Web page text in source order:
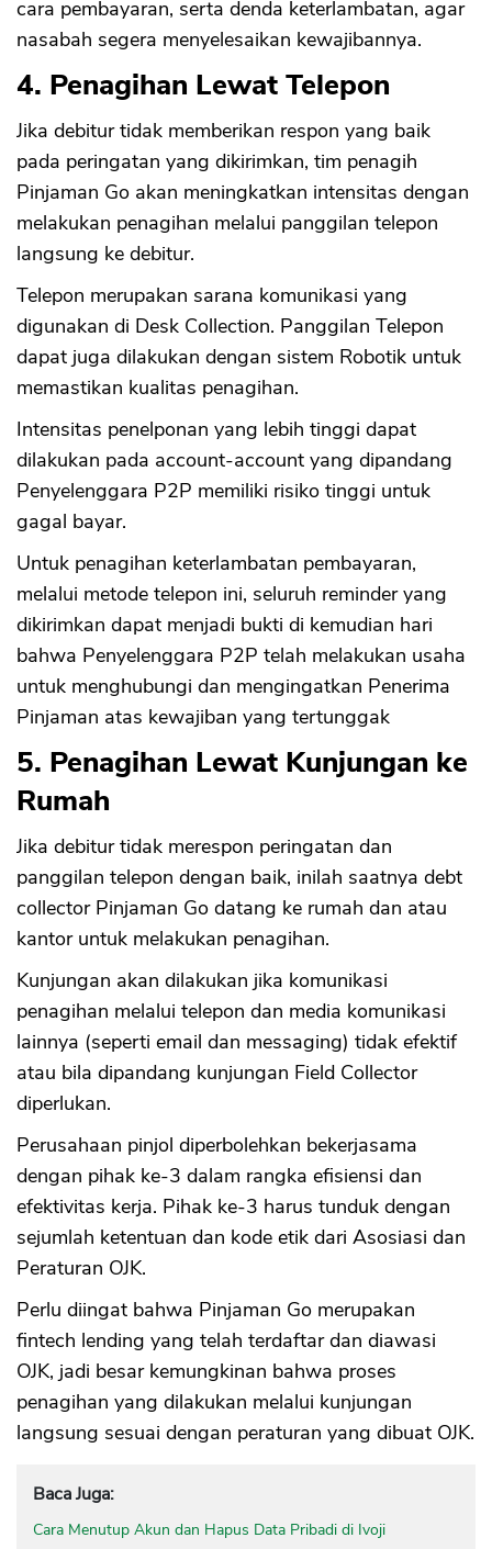
cara pembayaran, serta denda keterlambatan, agar
nasabah segera menyelesaikan kewajibannya.
4. Penagihan Lewat Telepon
Jika debitur tidak memberikan respon yang baik
pada peringatan yang dikirimkan, tim penagih
Pinjaman Go akan meningkatkan intensitas dengan
melakukan penagihan melalui panggilan telepon
langsung ke debitur.
Telepon merupakan sarana komunikasi yang
digunakan di Desk Collection. Panggilan Telepon
dapat juga dilakukan dengan sistem Robotik untuk
memastikan kualitas penagihan.
Intensitas penelponan yang lebih tinggi dapat
dilakukan pada account-account yang dipandang
Penyelenggara P2P memiliki risiko tinggi untuk
gagal bayar.
Untuk penagihan keterlambatan pembayaran,
melalui metode telepon ini, seluruh reminder yang
dikirimkan dapat menjadi bukti di kemudian hari
bahwa Penyelenggara P2P telah melakukan usaha
untuk menghubungi dan mengingatkan Penerima
Pinjaman atas kewajiban yang tertunggak
5. Penagihan Lewat Kunjungan ke
Rumah
Jika debitur tidak merespon peringatan dan
panggilan telepon dengan baik, inilah saatnya debt
collector Pinjaman Go datang ke rumah dan atau
kantor untuk melakukan penagihan.
Kunjungan akan dilakukan jika komunikasi
penagihan melalui telepon dan media komunikasi
lainnya (seperti email dan messaging) tidak efektif
atau bila dipandang kunjungan Field Collector
diperlukan.
Perusahaan pinjol diperbolehkan bekerjasama
dengan pihak ke-3 dalam rangka efisiensi dan
efektivitas kerja. Pihak ke-3 harus tunduk dengan
sejumlah ketentuan dan kode etik dari Asosiasi dan
Peraturan OJK.
Perlu diingat bahwa Pinjaman Go merupakan
fintech lending yang telah terdaftar dan diawasi
OJK, jadi besar kemungkinan bahwa proses
penagihan yang dilakukan melalui kunjungan
langsung sesuai dengan peraturan yang dibuat OJK.
Baca Juga:
Cara Menutup Akun dan Hapus Data Pribadi di Ivoji